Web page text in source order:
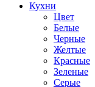
Кухни
Цвет
Белые
Черные
Желтые
Красные
Зеленые
Серые